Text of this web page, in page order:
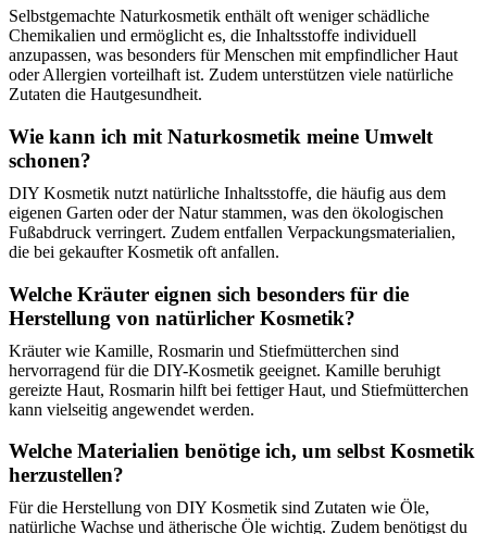
Selbstgemachte Naturkosmetik enthält oft weniger schädliche
Chemikalien und ermöglicht es, die Inhaltsstoffe individuell
anzupassen, was besonders für Menschen mit empfindlicher Haut
oder Allergien vorteilhaft ist. Zudem unterstützen viele natürliche
Zutaten die Hautgesundheit.
Wie kann ich mit Naturkosmetik meine Umwelt
schonen?
DIY Kosmetik nutzt natürliche Inhaltsstoffe, die häufig aus dem
eigenen Garten oder der Natur stammen, was den ökologischen
Fußabdruck verringert. Zudem entfallen Verpackungsmaterialien,
die bei gekaufter Kosmetik oft anfallen.
Welche Kräuter eignen sich besonders für die
Herstellung von natürlicher Kosmetik?
Kräuter wie Kamille, Rosmarin und Stiefmütterchen sind
hervorragend für die DIY-Kosmetik geeignet. Kamille beruhigt
gereizte Haut, Rosmarin hilft bei fettiger Haut, und Stiefmütterchen
kann vielseitig angewendet werden.
Welche Materialien benötige ich, um selbst Kosmetik
herzustellen?
Für die Herstellung von DIY Kosmetik sind Zutaten wie Öle,
natürliche Wachse und ätherische Öle wichtig. Zudem benötigst du